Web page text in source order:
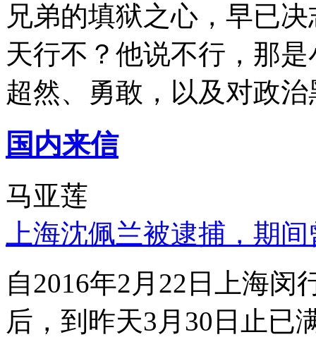
兄弟的填狱之心，早已
天行不？他说不行，那
超然、勇敢，以及对政
国内来信
马亚莲
上海沈佩兰被逮捕，期
自2016年2月22日上海
后，到昨天3月30日止已